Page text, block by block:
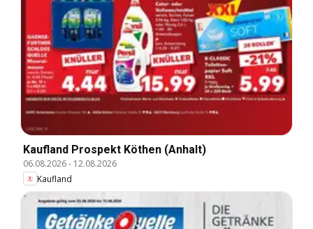
Kaufland Prospekt Köthen (Anhalt)
06.08.2026- 12.08.2026
Kaufland